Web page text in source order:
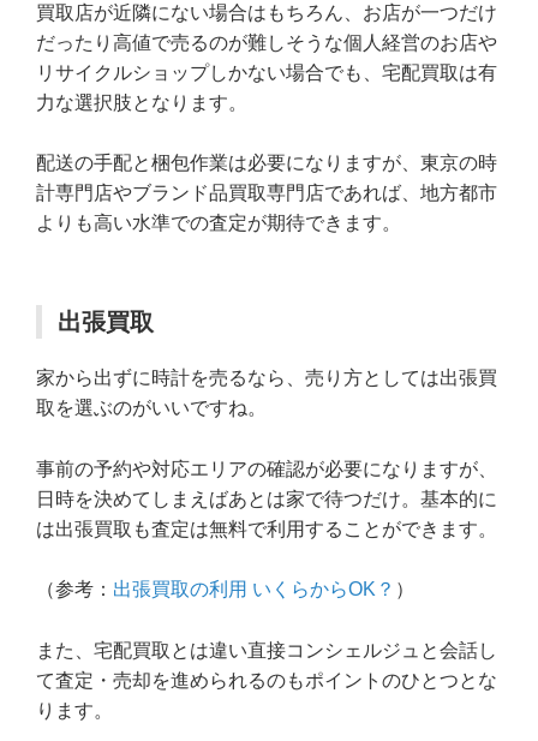
買取店が近隣にない場合はもちろん、お店が一つだけ
だったり高値で売るのが難しそうな個人経営のお店や
リサイクルショップしかない場合でも、宅配買取は有
力な選択肢となります。
配送の手配と梱包作業は必要になりますが、東京の時
計専門店やブランド品買取専門店であれば、地方都市
よりも高い水準での査定が期待できます。
出張買取
家から出ずに時計を売るなら、売り方としては出張買
取を選ぶのがいいですね。
事前の予約や対応エリアの確認が必要になりますが、
日時を決めてしまえばあとは家で待つだけ。基本的に
は出張買取も査定は無料で利用することができます。
（参考： 出張買取の利用 いくらからOK？ ）
また、宅配買取とは違い直接コンシェルジュと会話し
て査定・売却を進められるのもポイントのひとつとな
ります。